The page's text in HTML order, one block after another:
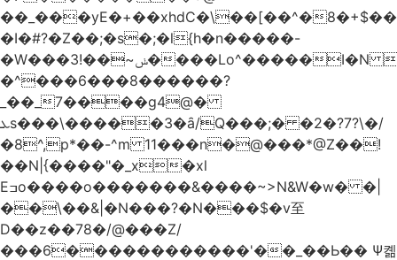
��_���yE�+��xhdC�\��[��^�
�I�#?�Z��;�s�;�l{h�n�����-
�W���ݭ~��!3����Lo^�����I�N C��k������������P�A�8~�^X�#e5�����G6���^x��� )
�^���6���8������?
_��_7����g4@�
ܥs���\�����3�ȃ/Q���;� �2�?7?\�/
�8^,p*��-^m 11���n�@���*@Z��!
��N|{����"�_x�xl
Eߏo����o�������&����~>N&W�w� �|
��\��&|�N���?�N���$�v至
D��z��78�/@���Z/
���6������������'��_��Ь�� Ѱ콂